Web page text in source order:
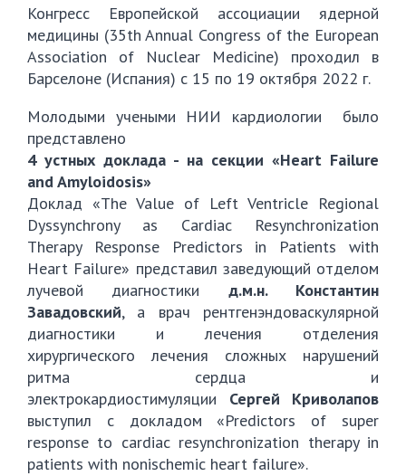
Конгресс Европейской ассоциации ядерной
медицины (35th Annual Congress of the European
Association of Nuclear Medicine) проходил в
Барселоне (Испания) с 15 по 19 октября 2022 г.
Молодыми учеными НИИ кардиологии было
представлено
4 устных доклада - на секции «Heart Failure
and Amyloidosis»
Доклад «The Value of Left Ventricle Regional
Dyssynchrony as Cardiac Resynchronization
Therapy Response Predictors in Patients with
Heart Failure» представил заведующий отделом
лучевой диагностики д.м.н. Константин
Завадовский, а врач рентгенэндоваскулярной
диагностики и лечения отделения
хирургического лечения сложных нарушений
ритма сердца и
электрокардиостимуляции Сергей Криволапов
выступил с докладом «Predictors of super
response to cardiac resynchronization therapy in
patients with nonischemic heart failure».